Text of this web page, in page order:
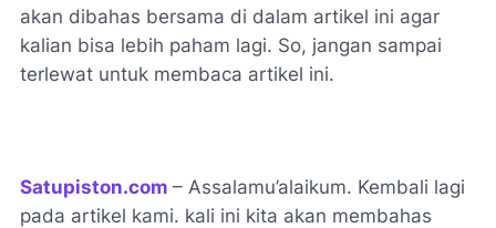
akan dibahas bersama di dalam artikel ini agar
kalian bisa lebih paham lagi. So, jangan sampai
terlewat untuk membaca artikel ini.
Satupiston.com – Assalamu’alaikum. Kembali lagi
pada artikel kami. kali ini kita akan membahas